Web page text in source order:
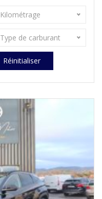
Kilométrage
Type de carburant
Réinitialiser